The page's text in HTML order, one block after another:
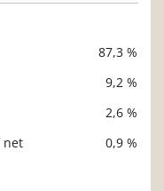
87,3 %
9,2 %
2,6 %
net
0,9 %